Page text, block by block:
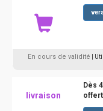
En cours de validité |
livraison
Dès